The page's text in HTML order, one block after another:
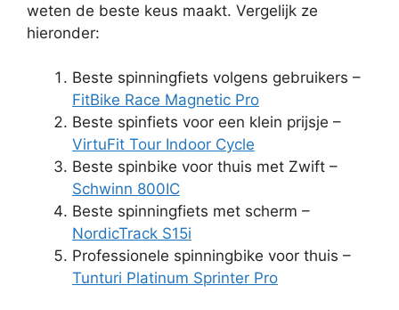
weten de beste keus maakt. Vergelijk ze
hieronder:
Beste spinningfiets volgens gebruikers –
FitBike Race Magnetic Pro
Beste spinfiets voor een klein prijsje –
VirtuFit Tour Indoor Cycle
Beste spinbike voor thuis met Zwift –
Schwinn 800IC
Beste spinningfiets met scherm –
NordicTrack S15i
Professionele spinningbike voor thuis –
Tunturi Platinum Sprinter Pro